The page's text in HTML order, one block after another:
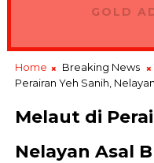
GOLD
Home Breaking News
Perairan Yeh Sanih,
Melaut di
Nelayan Asal